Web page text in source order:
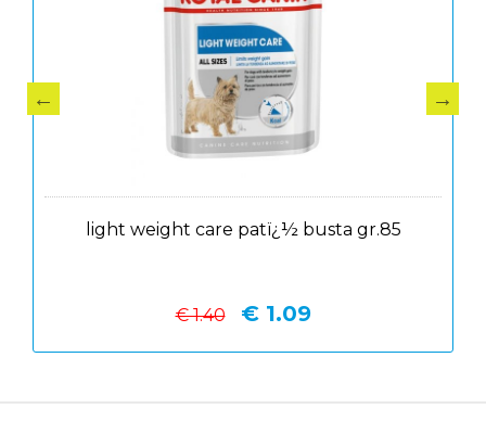
light weight care patï¿½ busta gr.85
€ 1.40 € 1.09